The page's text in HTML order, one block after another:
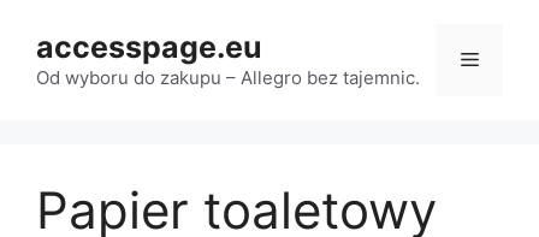
treści
accesspage.eu
Od wyboru do zakupu – Allegro bez tajemnic.
Menu
Papier toaletowy